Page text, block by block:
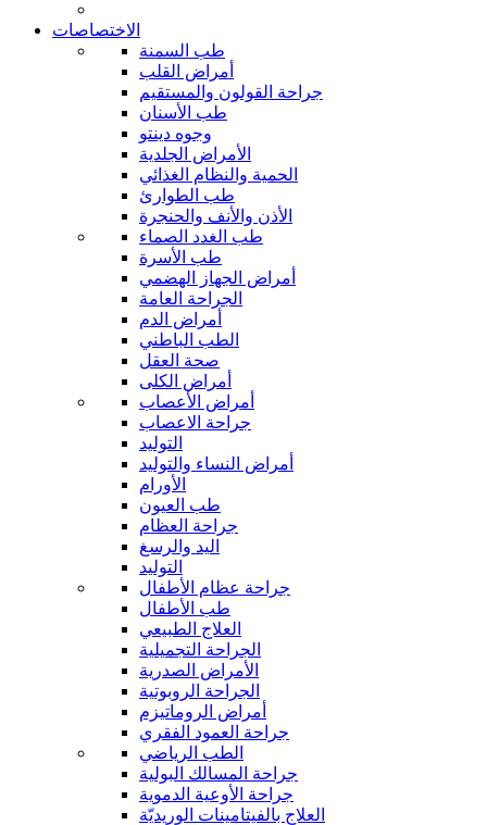
الاختصاصات
طب السمنة
أمراض القلب
جراحة القولون والمستقيم
طب الأسنان
وجوه دينتو
الأمراض الجلدية
الحمية والنظام الغذائي
طب الطوارئ
الأذن والأنف والحنجرة
طب الغدد الصماء
طب الأسرة
أمراض الجهاز الهضمي
الجراحة العامة
أمراض الدم
الطب الباطني
صحة العقل
أمراض الكلى
أمراض الأعصاب
جراحة الاعصاب
التوليد
أمراض النساء والتوليد
الأورام
طب العيون
جراحة العظام
اليد والرسغ
التوليد
جراحة عظام الأطفال
طب الأطفال
العلاج الطبيعي
الجراحة التجميلية
الأمراض الصدرية
الجراحة الروبوتية
أمراض الروماتيزم
جراحة العمود الفقري
الطب الرياضي
جراحة المسالك البولية
جراحة الأوعية الدموية
العلاج بالفيتامينات الوريديّة